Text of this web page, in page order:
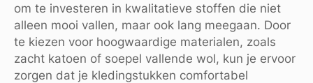
om te investeren in kwalitatieve stoffen die niet
alleen mooi vallen, maar ook lang meegaan. Door
te kiezen voor hoogwaardige materialen, zoals
zacht katoen of soepel vallende wol, kun je ervoor
zorgen dat je kledingstukken comfortabel